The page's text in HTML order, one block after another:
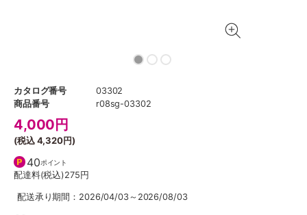
カタログ番号
03302
商品番号
r08sg-03302
4,000 円
(税込4,320円)
40ポイント
配達料(税込)275円
配送承り期間：2026/04/03～2026/08/03